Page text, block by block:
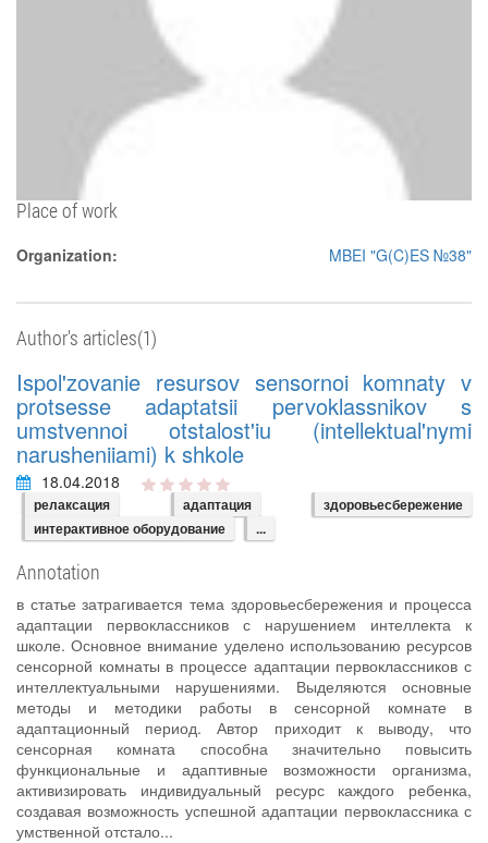
Place of work
Organization: MBEI "G(C)ES №38"
Author's articles(1)
Ispol'zovanie resursov sensornoi komnaty v
protsesse adaptatsii pervoklassnikov s
umstvennoi otstalost'iu (intellektual'nymi
narusheniiami) k shkole
18.04.2018
релаксация адаптация
здоровьесбережение
интерактивное оборудование
...
Annotation
в статье затрагивается тема здоровьесбережения и процесса
адаптации первоклассников с нарушением интеллекта к
школе. Основное внимание уделено использованию ресурсов
сенсорной комнаты в процессе адаптации первоклассников с
интеллектуальными нарушениями. Выделяются основные
методы и методики работы в сенсорной комнате в
адаптационный период. Автор приходит к выводу, что
сенсорная комната способна значительно повысить
функциональные и адаптивные возможности организма,
активизировать индивидуальный ресурс каждого ребенка,
создавая возможность успешной адаптации первоклассника с
умственной отстало...